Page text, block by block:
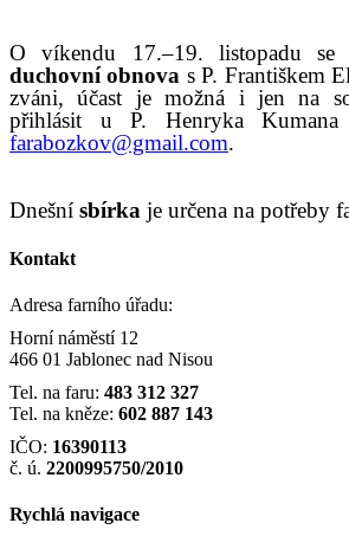
O víkendu 17.–19. listopadu
duchovní obnova s P. Františkem
zváni, účast je možná i jen na
přihlásit u P. Henryka
farabozkov@gmail.com.
Dnešní sbírka je určena na potřeby
Kontakt
Adresa farního úřadu:
Horní náměstí 12
466 01 Jablonec nad Nisou
Tel. na faru: 483 312 327
Tel. na kněze: 602 887 143
IČO: 16390113
č. ú. 2200995750/2010
Rychlá navigace